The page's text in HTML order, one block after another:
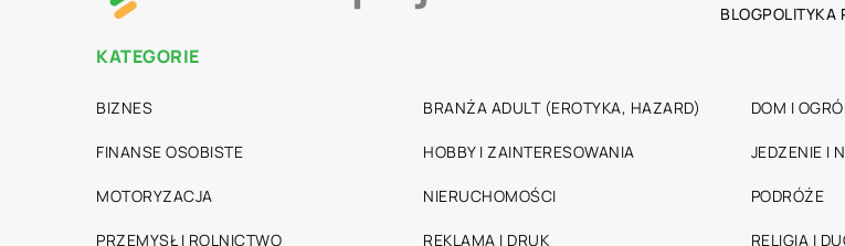
BLOGPOLITYKA
KATEGORIE
BIZNES BRANŻA ADULT (EROTYKA, HAZARD) DOM I
FINANSE OSOBISTE HOBBY I ZAINTERESOWANIA JEDZENIE I
MOTORYZACJA NIERUCHOMOŚCI PODRÓŻE
PRZEMYSŁ I ROLNICTWO REKLAMA I DRUK RELIGIA I